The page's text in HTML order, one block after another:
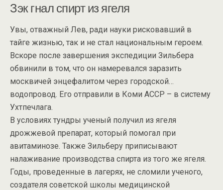
Зэк гнал спирт из ягеля
Увы, отважный Лев, ради науки рисковавший в
тайге жизнью, так и не стал национальным героем.
Вскоре после завершения экспедиции Зильбера
обвинили в том, что он намеревался заразить
москвичей энцефалитом через городской…
водопровод. Его отправили в Коми АССР – в систему
Ухтпечлага.
В условиях тундры ученый получил из ягеля
дрожжевой препарат, который помогал при
авитаминозе. Также Зильберу приписывают
налаживание производства спирта из того же ягеля.
Годы, проведенные в лагерях, не сломили ученого,
создателя советской школы медицинской